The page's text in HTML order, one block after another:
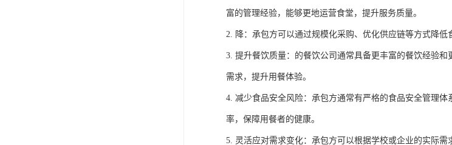
富的管理经验，能够更地运营食堂，提升服务质量。
2. 降：承包方可以通过规模化采购、优化供应链等方式降
3. 提升餐饮质量：的餐饮公司通常具备更丰富的餐饮经验
需求，提升用餐体验。
4. 减少食品安全风险：承包方通常有严格的食品安全管理
率，保障用餐者的健康。
5. 灵活应对需求变化：承包方可以根据学校或企业的实际